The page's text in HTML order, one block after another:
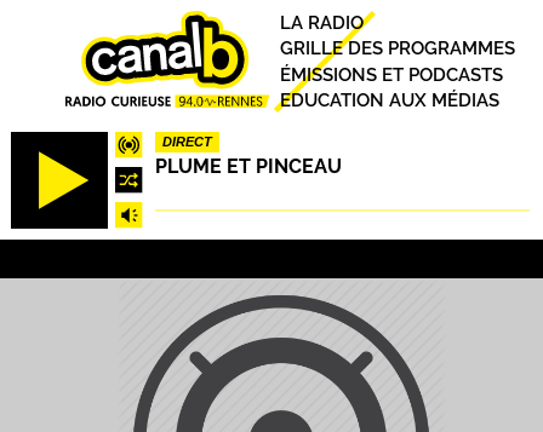
DIRECT
PLUME ET PINCEAU
Principal
LA RADIO
GRILLE DES PROGRAMMES
ÉMISSIONS ET PODCASTS
EDUCATION AUX MÉDIAS